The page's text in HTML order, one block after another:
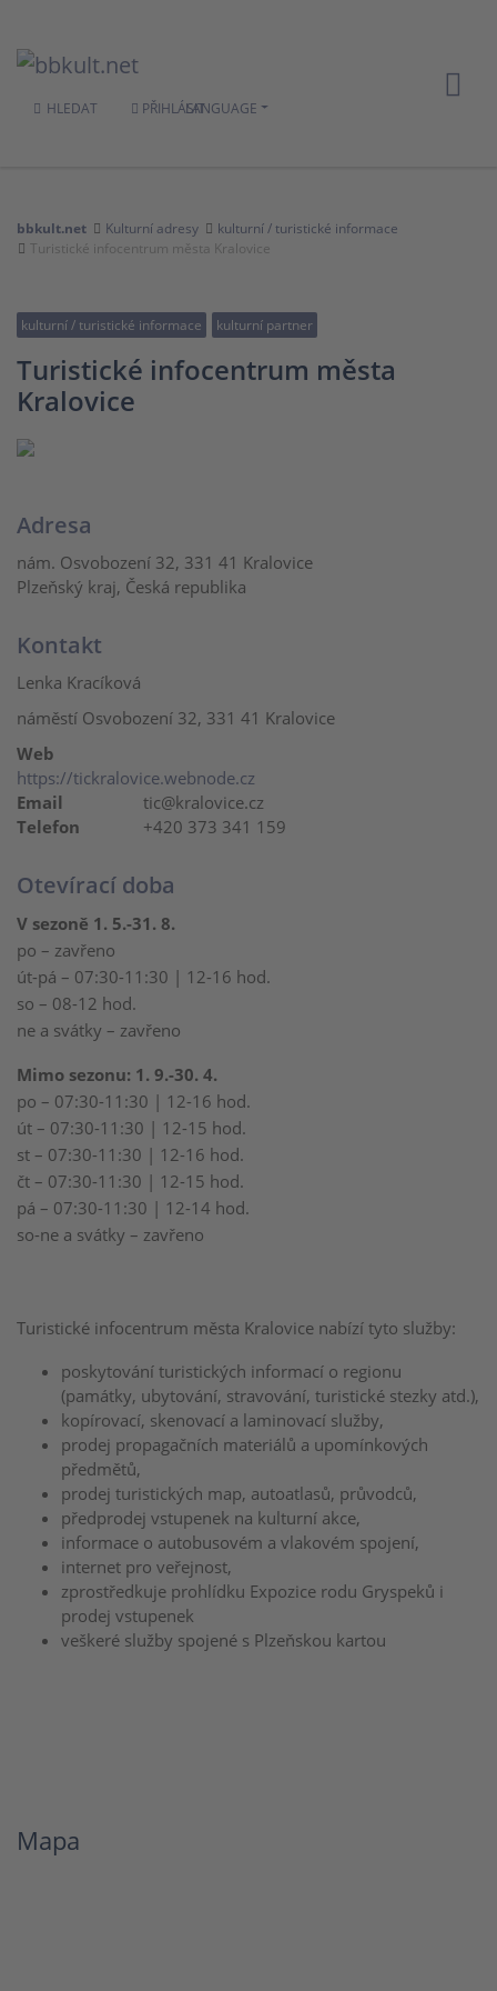
HLEDAT PŘIHLÁSITLANGUAGE
bbkult.net Kulturní adresy
kulturní / turistické informace
Turistické infocentrum města Kralovice
kulturní / turistické informace kulturní partner
Turistické infocentrum města
Kralovice
Turistické infocentrum města Kralovice nabízí tyto služby:
poskytování turistických informací o regionu
(památky, ubytování, stravování, turistické stezky atd.),
kopírovací, skenovací a laminovací služby,
prodej propagačních materiálů a upomínkových
předmětů,
prodej turistických map, autoatlasů, průvodců,
předprodej vstupenek na kulturní akce,
informace o autobusovém a vlakovém spojení,
internet pro veřejnost,
zprostředkuje prohlídku Expozice rodu Gryspeků i
prodej vstupenek
veškeré služby spojené s Plzeňskou kartou
Adresa
nám. Osvobození 32, 331 41 Kralovice
Plzeňský kraj, Česká republika
Kontakt
Lenka Kracíková
náměstí Osvobození 32, 331 41 Kralovice
Web
https://tickralovice.webnode.cz
Email
tic@kralovice.cz
Telefon
+420 373 341 159
Otevírací doba
V sezoně 1. 5.-31. 8.
po – zavřeno
út-pá – 07:30-11:30 | 12-16 hod.
so – 08-12 hod.
ne a svátky – zavřeno
Mimo sezonu: 1. 9.-30. 4.
po – 07:30-11:30 | 12-16 hod.
út – 07:30-11:30 | 12-15 hod.
st – 07:30-11:30 | 12-16 hod.
čt – 07:30-11:30 | 12-15 hod.
pá – 07:30-11:30 | 12-14 hod.
so-ne a svátky – zavřeno
Mapa